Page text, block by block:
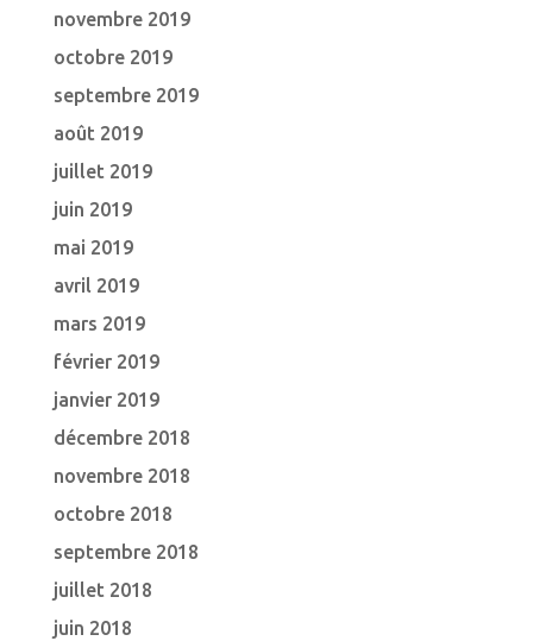
novembre 2019
octobre 2019
septembre 2019
août 2019
juillet 2019
juin 2019
mai 2019
avril 2019
mars 2019
février 2019
janvier 2019
décembre 2018
novembre 2018
octobre 2018
septembre 2018
juillet 2018
juin 2018